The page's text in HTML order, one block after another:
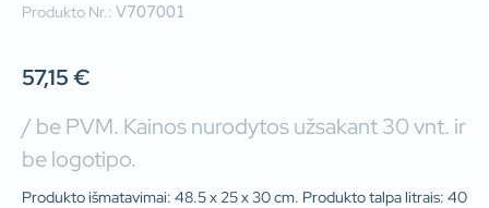
Produkto Nr.: V707001
57,15€
/ be PVM. Kainos nurodytos užsakant 30 vnt. ir
be logotipo.
Produkto išmatavimai: 48.5 x 25 x 30 cm. Produkto talpa litrais: 40